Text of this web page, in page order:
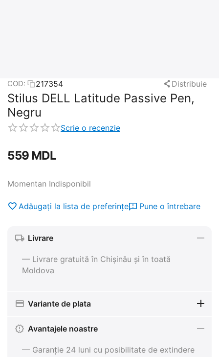
COD: 217354 Distribuie
Stilus DELL Latitude Passive Pen,
Negru
Scrie o recenzie
‍559‍ MDL
Momentan Indisponibil
Adăugați la lista de preferințe Pune o întrebare
Livrare
— Livrare gratuită în Chișinău și în toată
Moldova
Variante de plata
Avantajele noastre
— Garanție 24 luni cu posibilitate de extindere